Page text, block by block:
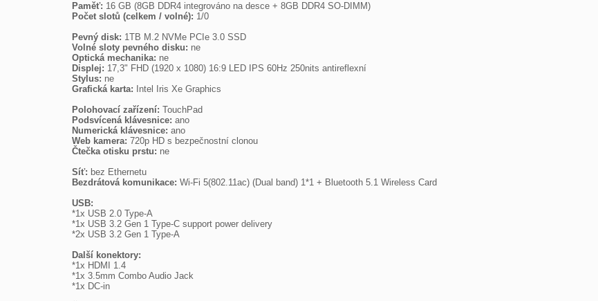
Paměť:
Počet slotů (celkem / volné): 1/0
Pevný disk:
Volné sloty pevného disku:
Optická mechanika:
Displej:
Stylus:
Grafická karta: Intel Iris Xe Graphics
Polohovací zařízení:
Podsvícená klávesnice:
Numerická klávesnice:
Web kamera:
Čtečka otisku prstu: ne
Síť:
Bezdrátová komunikace: Wi-Fi 5(802.11ac) (Dual band) 1*1 + Bluetooth 5.1 Wireless Card
USB:
*1x USB 2.0 Type-A
*1x USB 3.2 Gen 1 Type-C support power delivery
*2x USB 3.2 Gen 1 Type-A
Další konektory:
*1x HDMI 1.4
*1x 3.5mm Combo Audio Jack
*1x DC-in